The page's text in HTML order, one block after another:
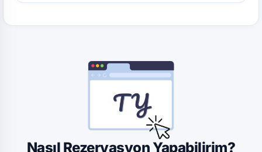
Nasıl Rezervasyon Yapabilirim?